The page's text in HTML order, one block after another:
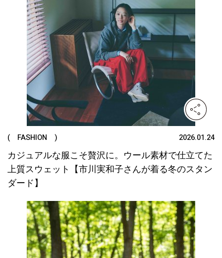
( FASHION ) 2026.01.24
カジュアルな服こそ贅沢に。ウール素材で仕立てた
上質スウェット【市川実和子さんが着る冬のスタン
ダード】